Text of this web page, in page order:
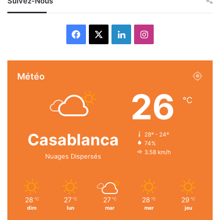
Facebook LinkedinInstagram
Météo
Casablanca
Nuages Dispersés
26 ℃
28º - 24º
74%
3.58 km/h
28 ℃
dim
27 ℃
lun
27 ℃
mar
28 ℃
mer
29 ℃
jeu